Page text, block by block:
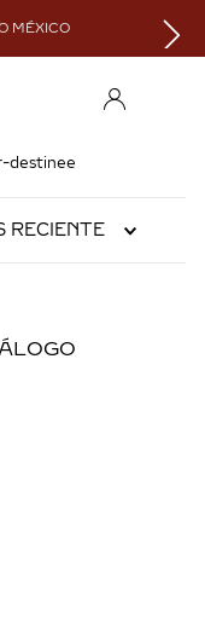
MÉXICO
destinee
RECIENTE